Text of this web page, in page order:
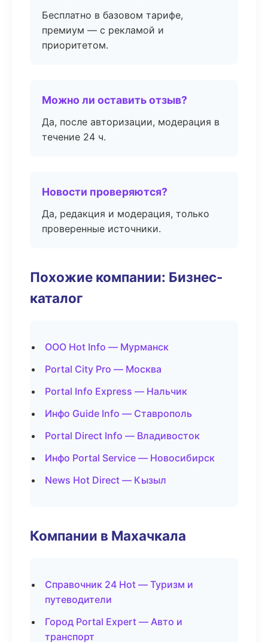
Бесплатно в базовом тарифе,
премиум — с рекламой и
приоритетом.
Можно ли оставить отзыв?
Да, после авторизации, модерация в
течение 24 ч.
Новости проверяются?
Да, редакция и модерация, только
проверенные источники.
Похожие компании: Бизнес-
каталог
ООО Hot Info — Мурманск
Portal City Pro — Москва
Portal Info Express — Нальчик
Инфо Guide Info — Ставрополь
Portal Direct Info — Владивосток
Инфо Portal Service — Новосибирск
News Hot Direct — Кызыл
Компании в Махачкала
Справочник 24 Hot — Туризм и
путеводители
Город Portal Expert — Авто и
транспорт